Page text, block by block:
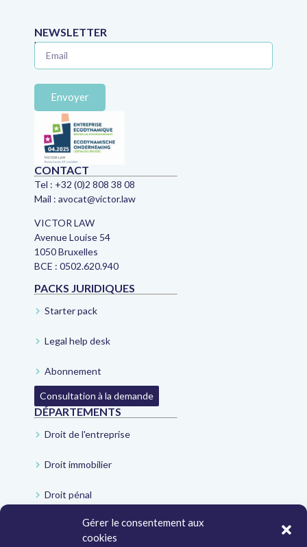
Gérer le consentement aux
cookies
NEWSLETTER
Ne manquez plus aucune astuce juridique !
Envoyer
CONTACT
Tel : +32 (0)2 808 38 08
Mail : avocat@victor.law
VICTOR LAW
Avenue Louise 54
1050 Bruxelles
BCE : 0502.620.940
PACKS JURIDIQUES
Starter pack
Legal help desk
Abonnement
Consultation à la demande
DÉPARTEMENTS
Droit de l'entreprise
Droit immobilier
Droit pénal
Droit administratif